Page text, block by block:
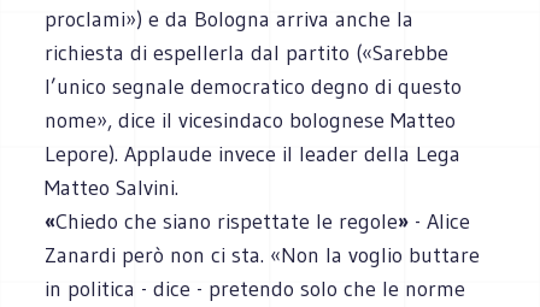
proclami») e da Bologna arriva anche la
richiesta di espellerla dal partito («Sarebbe
l’unico segnale democratico degno di questo
nome», dice il vicesindaco bolognese Matteo
Lepore). Applaude invece il leader della Lega
Matteo Salvini.
«Chiedo che siano rispettate le regole» - Alice
Zanardi però non ci sta. «Non la voglio buttare
in politica - dice - pretendo solo che le norme